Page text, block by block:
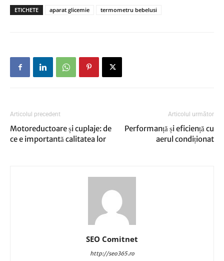
ETICHETE aparat glicemie termometru bebelusi
Articolul precedent
Motoreductoare și cuplaje: de
ce e importantă calitatea lor
Articolul următor
Performanță și eficiență cu
aerul condiționat
SEO Comitnet
http://seo365.ro